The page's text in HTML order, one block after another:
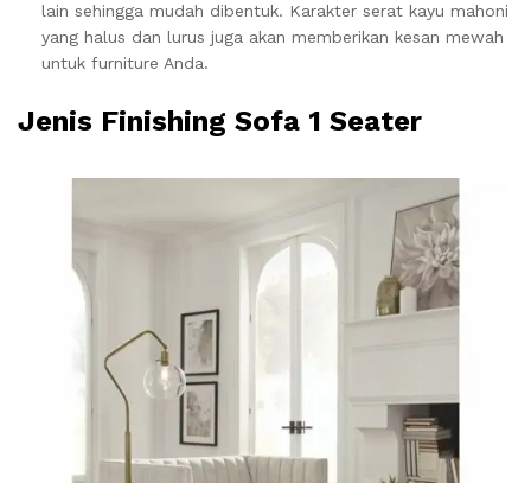
lain sehingga mudah dibentuk. Karakter serat kayu mahoni
yang halus dan lurus juga akan memberikan kesan mewah
untuk furniture Anda.
Jenis Finishing Sofa 1 Seater